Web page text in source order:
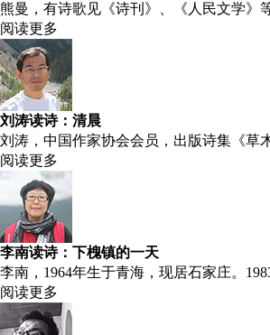
熊曼，有诗歌见《诗刊》、《人民文学》
阅读更多
刘涛读诗：清晨
刘涛，中国作家协会会员，出版诗集《草
阅读更多
李南读诗：下槐镇的一天
李南，1964年生于青海，现居石家庄。
阅读更多